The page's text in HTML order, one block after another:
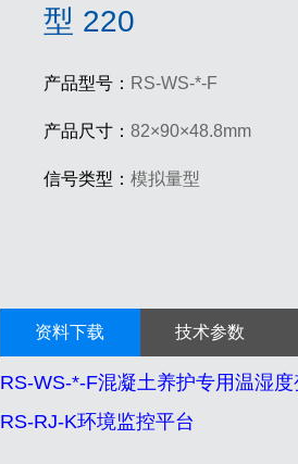
型 220
产品型号： RS-WS-*-F
产品尺寸： 82×90×48.8mm
信号类型： 模拟量型
资料下载 技术参数
RS-WS-*-F混凝土养护专用温湿
RS-RJ-K环境监控平台